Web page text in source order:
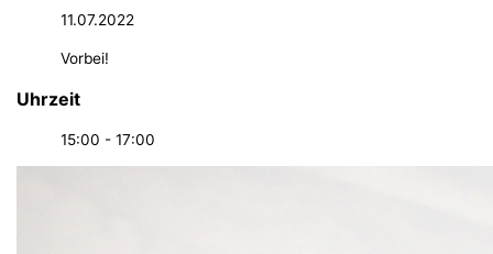
11.07.2022
Vorbei!
Uhrzeit
15:00 - 17:00